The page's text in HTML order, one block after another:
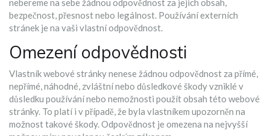
nebereme na sebe žádnou odpovědnost za jejich obsah,
bezpečnost, přesnost nebo legálnost. Používání externích
stránek je na vaši vlastní odpovědnost.
Omezení odpovědnosti
Vlastník webové stránky nenese žádnou odpovědnost za přímé,
nepřímé, náhodné, zvláštní nebo důsledkové škody vzniklé v
důsledku používání nebo nemožnosti použít obsah této webové
stránky. To platí i v případě, že byla vlastníkem upozorněn na
možnost takové škody. Odpovědnost je omezena na nejvyšší